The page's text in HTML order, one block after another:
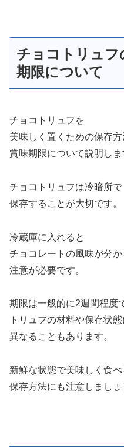
チョコトリュフ
期限について
チョコトリュフを
美味しく置くための保存方
賞味期限について説明しま
チョコトリュフは冷暗所で
保存することが大切です。
冷蔵庫に入れると
チョコレートの風味が分か
注意が必要です。
期限は一般的に2週間程度
トリュフの材料や保存状
異なることもあります。
新鮮な状態で美味しく食べ
保存方法にも注意しましょ